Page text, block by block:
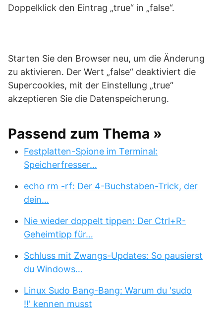
Doppelklick den Eintrag „true“ in „false“.
Starten Sie den Browser neu, um die Änderung
zu aktivieren. Der Wert „false“ deaktiviert die
Supercookies, mit der Einstellung „true“
akzeptieren Sie die Datenspeicherung.
Passend zum Thema »
Festplatten-Spione im Terminal:
Speicherfresser…
echo rm -rf: Der 4-Buchstaben-Trick, der
dein…
Nie wieder doppelt tippen: Der Ctrl+R-
Geheimtipp für…
Schluss mit Zwangs-Updates: So pausierst
du Windows…
Linux Sudo Bang-Bang: Warum du 'sudo
!!' kennen musst